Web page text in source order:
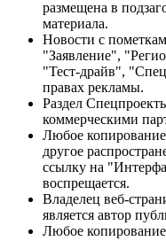
размещена в
материала.
Новости с
"Заявление",
"Тест-драйв",
правах рекламы.
Раздел
коммерческими
Любое
другое
ссылку на
воспрещается.
Владелец веб-
является автор
Любое